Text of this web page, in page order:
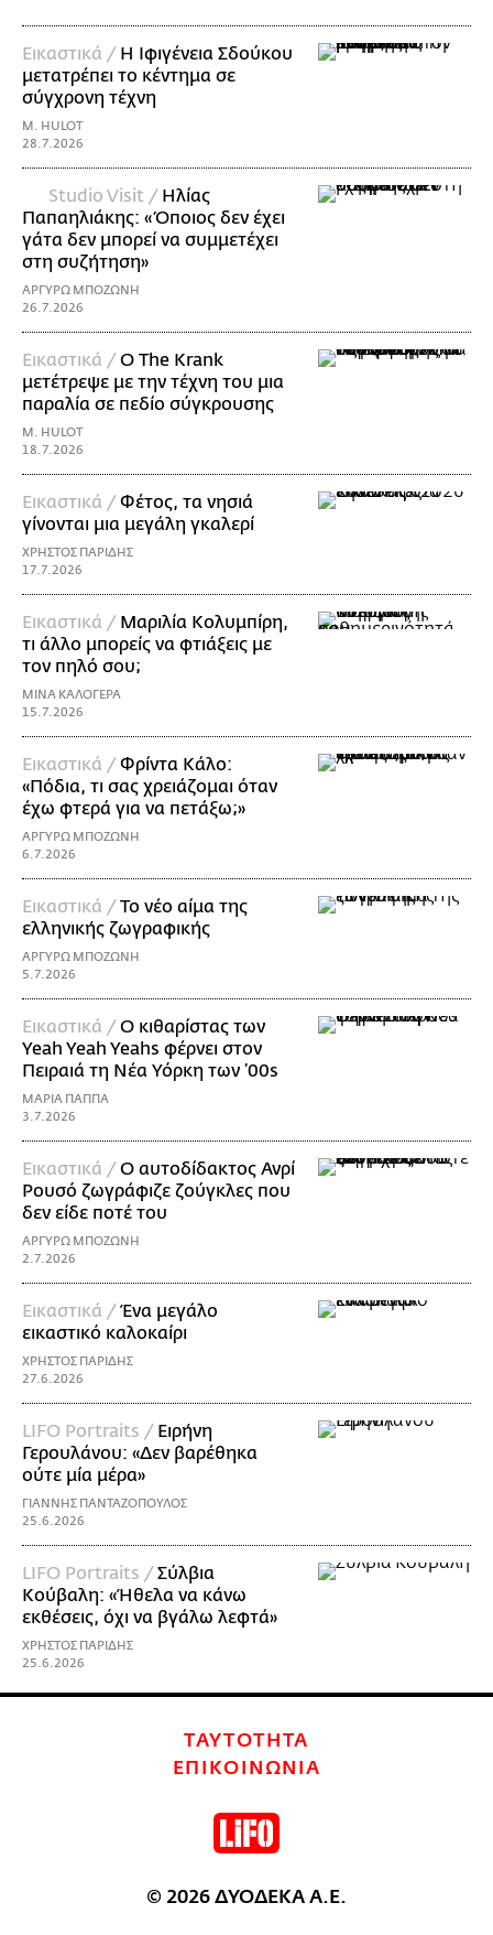
Εικαστικά / Η Ιφιγένεια Σδούκου
μετατρέπει το κέντημα σε
σύγχρονη τέχνη
M. HULOT
28.7.2026
Studio Visit / Ηλίας
Παπαηλιάκης: «Όποιος δεν έχει
γάτα δεν μπορεί να συμμετέχει
στη συζήτηση»
ΑΡΓΥΡΩ ΜΠΟΖΩΝΗ
26.7.2026
Εικαστικά /Ο The Krank
μετέτρεψε με την τέχνη του μια
παραλία σε πεδίο σύγκρουσης
M. HULOT
18.7.2026
Εικαστικά /Φέτος, τα νησιά
γίνονται μια μεγάλη γκαλερί
ΧΡΗΣΤΟΣ ΠΑΡΙΔΗΣ
17.7.2026
Εικαστικά / Μαριλία Κολυμπίρη,
τι άλλο μπορείς να φτιάξεις με
τον πηλό σου;
ΜΙΝΑ ΚΑΛΟΓΕΡΑ
15.7.2026
Εικαστικά /Φρίντα Κάλο:
«Πόδια, τι σας χρειάζομαι όταν
έχω φτερά για να πετάξω;»
ΑΡΓΥΡΩ ΜΠΟΖΩΝΗ
6.7.2026
Εικαστικά /Το νέο αίμα της
ελληνικής ζωγραφικής
ΑΡΓΥΡΩ ΜΠΟΖΩΝΗ
5.7.2026
Εικαστικά /Ο κιθαρίστας των
Yeah Yeah Yeahs φέρνει στον
Πειραιά τη Νέα Υόρκη των ’00s
ΜΑΡΙΑ ΠΑΠΠΑ
3.7.2026
Εικαστικά /Ο αυτοδίδακτος Ανρί
Ρουσό ζωγράφιζε ζούγκλες που
δεν είδε ποτέ του
ΑΡΓΥΡΩ ΜΠΟΖΩΝΗ
2.7.2026
Εικαστικά /Ένα μεγάλο
εικαστικό καλοκαίρι
ΧΡΗΣΤΟΣ ΠΑΡΙΔΗΣ
27.6.2026
LIFO Portraits / Ειρήνη
Γερουλάνου: «Δεν βαρέθηκα
ούτε μία μέρα»
ΓΙΑΝΝΗΣ ΠΑΝΤΑΖΟΠΟΥΛΟΣ
25.6.2026
LIFO Portraits /Σύλβια
Κούβαλη: «Ήθελα να κάνω
εκθέσεις, όχι να βγάλω λεφτά»
ΧΡΗΣΤΟΣ ΠΑΡΙΔΗΣ
25.6.2026
ΤΑΥΤΟΤΗΤΑ
ΕΠΙΚΟΙΝΩΝΙΑ
© 2026 ΔΥΟΔΕΚΑ Α.Ε.